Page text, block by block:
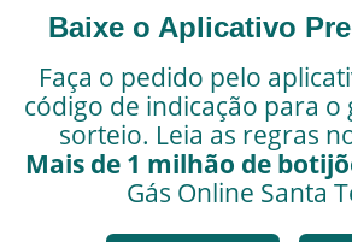
Baixe o Aplicativo
Faça o pedido pelo
código de indicação para o
sorteio. Leia as regras
Mais de 1 milhão de
Gás Online Santa